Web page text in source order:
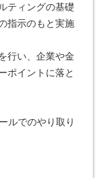
ティングの基礎
指示のもと実施
行い、企業や金
ポイントに落と
ルでのやり取り